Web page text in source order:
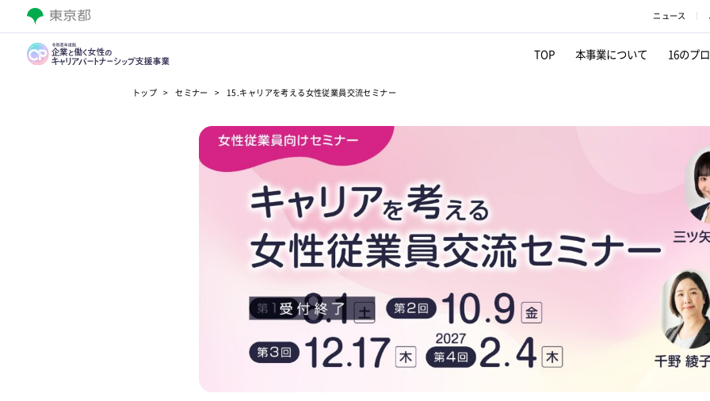
ニュース
TOP 本事業について 16のプ
トップ セミナー 15.キャリアを考える女性従業員交流セミナー